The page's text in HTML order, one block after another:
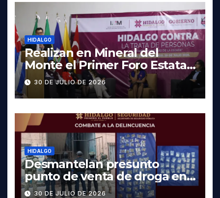
HIDALGO
Realizan en Mineral del
Monte el Primer Foro Estatal
contra la Trata de Personas
30 DE JULIO DE 2026
HIDALGO
Desmantelan presunto
punto de venta de droga en
Pachuca; hay dos detenidos
30 DE JULIO DE 2026